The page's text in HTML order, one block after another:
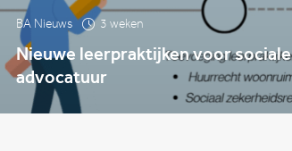
BA Nieuws 3 weken
Nieuwe leerpraktijken voor sociale
advocatuur